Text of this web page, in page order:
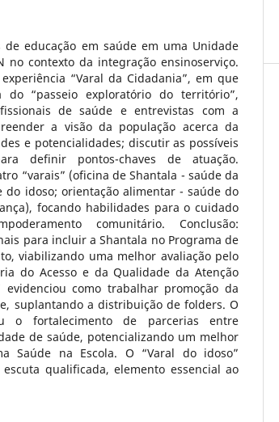
de educação em saúde em uma Unidade
no contexto da integração ensinoserviço.
“Varal da Cidadania”, em que
do “passeio exploratório do território”,
de saúde e entrevistas com a
a visão da população acerca da
e potencialidades; discutir as possíveis
definir pontos-chaves de atuação.
“varais” (oficina de Shantala - saúde da
do idoso; orientação alimentar - saúde do
focando habilidades para o cuidado
comunitário. Conclusão:
para incluir a Shantala no Programa de
viabilizando uma melhor avaliação pelo
do Acesso e da Qualidade da Atenção
evidenciou como trabalhar promoção da
suplantando a distribuição de folders. O
o fortalecimento de parcerias entre
de saúde, potencializando um melhor
Saúde na Escola. O “Varal do idoso”
qualificada, elemento essencial ao